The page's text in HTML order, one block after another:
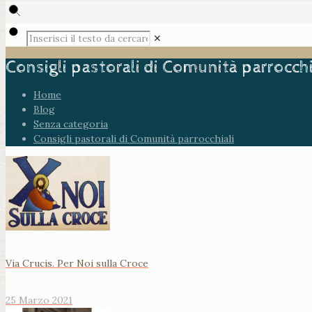
✕
Consigli pastorali di Comunità
Home
Blog
Senza categoria
Consigli pastorali di Comunità parrocchiali
Via Crucis. Per Noi sulla Croce
25 Marzo 2021